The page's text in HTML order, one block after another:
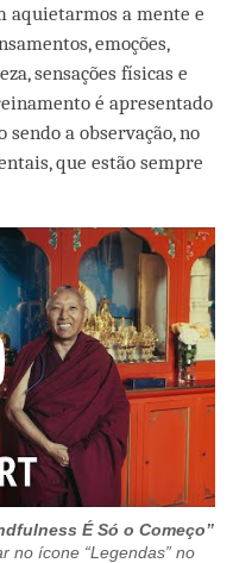
aquietarmos a mente e
emoções,
sensações físicas e
é apresentado
a observação, no
que estão sempre
É Só o Começo”
no ícone “Legendas” no